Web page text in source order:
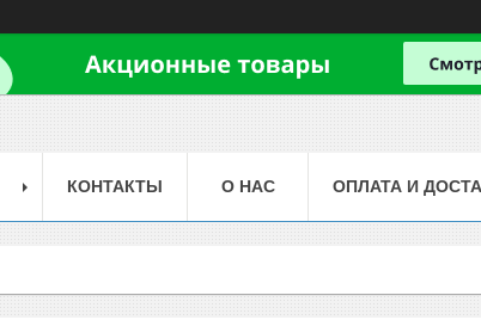
КОНТАКТЫ О НАС ОПЛАТА И